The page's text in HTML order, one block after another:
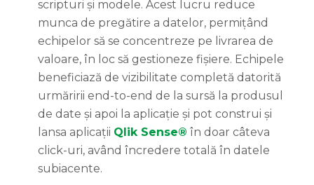
scripturi și modele. Acest lucru reduce
munca de pregătire a datelor, permițând
echipelor să se concentreze pe livrarea de
valoare, în loc să gestioneze fișiere. Echipele
beneficiază de vizibilitate completă datorită
urmăririi end-to-end de la sursă la produsul
de date și apoi la aplicație și pot construi și
lansa aplicații Qlik Sense® în doar câteva
click-uri, având încredere totală în datele
subiacente.